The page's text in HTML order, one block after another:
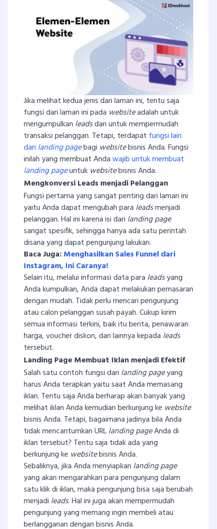
Jika melihat kedua jenis dari laman ini, tentu saja
fungsi dari laman ini pada websiteadalah untuk
mengumpulkan leadsdan untuk mempermudah
transaksi pelanggan. Tetapi, terdapat fungsi lain
dari landing pagebagi websitebisnis Anda. Fungsi
inilah yang membuat Andawajib untuk membuat
landing pageuntuk websitebisnis Anda.
Mengkonversi Leads menjadi Pelanggan
Fungsi pertama yang sangat penting dari laman ini
yaitu Anda dapat mengubah para leadsmenjadi
pelanggan. Hal ini karena isi dari landing page
sangat spesifik, sehingga hanya ada satu perintah
disana yang dapat pengunjung lakukan.
Baca Juga:Menghasilkan Sales Funnel dari
Instagram, Ini Caranya!
Selain itu, melalui informasi data para leadsyang
Anda kumpulkan, Anda dapat melakukan pemasaran
dengan mudah. Tidak perlu mencari pengunjung
atau calon pelanggan susah payah. Cukup kirim
semua informasi terkini, baik itu berita, penawaran
harga, voucher diskon, dan lainnya kepada leads
tersebut.
Landing Page Membuat Iklan menjadi Efektif
Salah satu contoh fungsi dari landing pageyang
harus Anda terapkan yaitu saat Anda memasang
iklan. Tentu saja Anda berharap akan banyak yang
melihat iklan Anda kemudian berkunjung ke website
bisnis Anda. Tetapi, bagaimana jadinya bila Anda
tidak mencantumkan URLlanding pageAnda di
iklan tersebut? Tentu saja tidak ada yang
berkunjung ke websitebisnis Anda.
Sebaliknya, jika Anda menyiapkan landing page
yang akan mengarahkan para pengunjung dalam
satu klik di iklan, maka pengunjung bisa saja berubah
menjadi leads. Hal ini juga akan mempermudah
pengunjung yang memang ingin membeli atau
berlangganan dengan bisnis Anda.